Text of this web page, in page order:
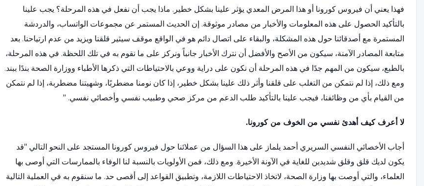
فهذا يعني أن فيروس كورونا أو هذا المرض المعدي يؤثر علينا بشكل خطير. ماذا يجب أن نفعل في هذه المرحلة؟ يجب علينا
بالتأكيد الحصول على هذه المعلومات والأخبار من مصادر موثوقة. إن الحديث المستمر عن مجموعات الواتساب، والدردشة
المستمرة مع أصدقائنا حول هذه المشكلة، والبقاء على اتصال دائم هو في الواقع موقف سيثير قلقنا ويزيد من عدم ارتياحنا. بعد
متابعة المصادر الآمنة، سيكون من الأصح والأفضل أن نترك الأخبار جانباً ونركز على ما نقوم به في تلك اللحظة. في هذه المرحلة،
بالطبع، سيكون من المهم جدًا في هذه المرحلة أن نكون على دراية ووعي بالاحتياطات التي ذكرها الأطباء ووزارة الصحة بندًا ببند.
ومع ذلك، إذا لم نتمكن من التغلب على قلقنا وأثر ذلك علينا بشكل خطير، إذا كان نومنا مضطربًا، وشهيتنا مضطربة، إذا لم نتمكن
من القيام بأي من وظائفنا، فيجب علينا بالتأكيد طلب الدعم من مركز صحي وطبيب نفسي وأخصائي نفسي. "
لا أعرف كيف أهدئ نفسي من الخوف من كورونا.
أجاب الأخصائي النفسي السريري أحمد يلماز على هذا السؤال من عملائنا حول فيروس كورونا المستجد على النحو التالي "قد
يكون لديك قلق وقلق شديدين للغاية في الآونة الأخيرة. ومع ذلك، فمن الأولويات بالنسبة لنا الوفاء بالممارسات التي أوصى بها
العلماء، والتي أوصت بها وزارة الصحة، لاتخاذ الاحتياطات اللازمة، وتطبيق القواعد إلى أقصى حد. ما سنقوم به في العملية التالية